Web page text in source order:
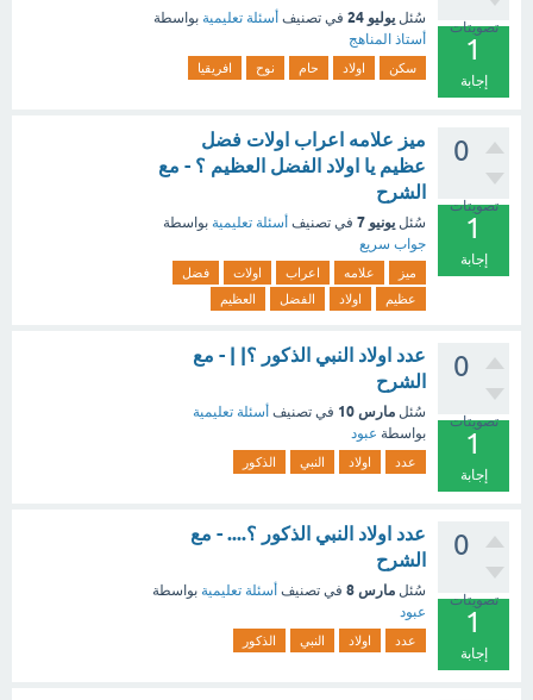
تصويتات
1
إجابة
سُئل يوليو 24 في تصنيف أسئلة تعليمية بواسطة
أستاذ المناهج
سكن اولاد حام نوح افريقيا
0
تصويتات
1
إجابة
ميز علامه اعراب اولات فضل
عظيم يا اولاد الفضل العظيم ؟ - مع
الشرح
سُئل يونيو 7 في تصنيف أسئلة تعليمية بواسطة
جواب سريع
ميز علامه اعراب اولات
فضل
عظيم
اولاد الفضل العظيم
0
تصويتات
1
إجابة
عدد اولاد النبي الذكور ؟| | - مع
الشرح
سُئل مارس 10 في تصنيف أسئلة تعليمية
بواسطة عبود
عدد اولاد النبي الذكور
0
تصويتات
1
إجابة
عدد اولاد النبي الذكور ؟.... - مع
الشرح
سُئل مارس 8 في تصنيف أسئلة تعليمية بواسطة
عبود
عدد اولاد النبي الذكور